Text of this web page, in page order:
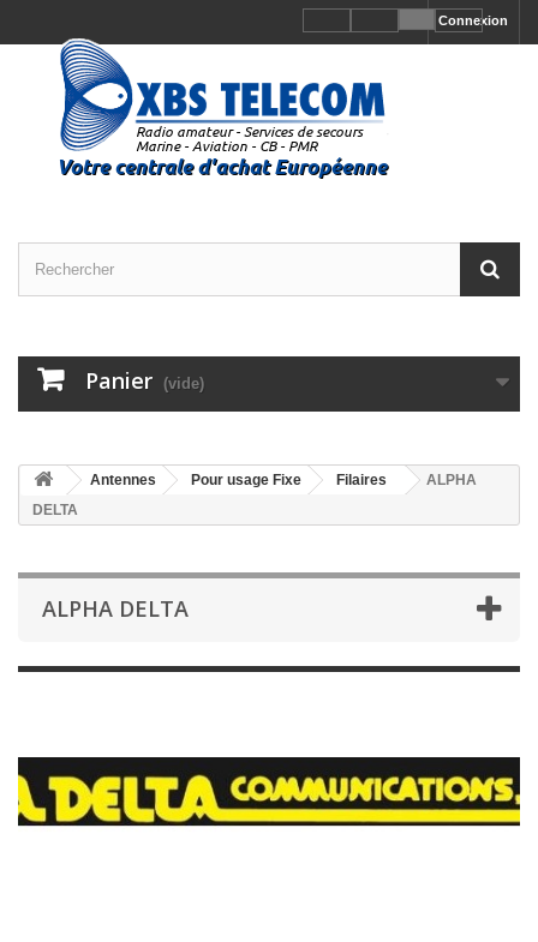
Connexion
Panier (vide)
Antennes Pour usage Fixe Filaires
ALPHA
DELTA
ALPHA DELTA